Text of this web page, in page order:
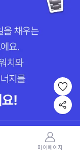
마이페이지